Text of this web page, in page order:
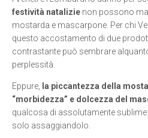
festività natalizie non possono
mostarda e mascarpone. Per chi
questo accostamento di due
contrastante può sembrare
perplessità.
Eppure,
la piccantezza della
“morbidezza” e dolcezza del
qualcosa di assolutamente
solo assaggiandolo.